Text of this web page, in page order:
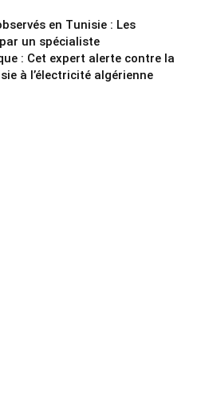
en Tunisie : Les
un spécialiste
: Cet expert alerte contre la
à l’électricité algérienne